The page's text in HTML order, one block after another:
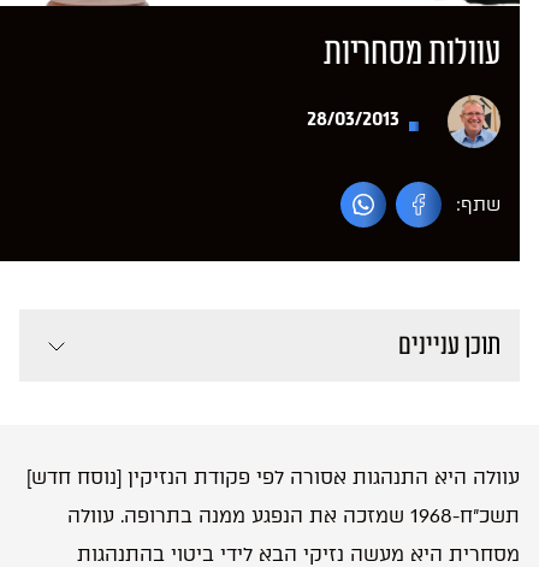
עוולות מסחריות
28/03/2013
שתף:
תוכן עניינים
עוולה היא התנהגות אסורה לפי פקודת הנזיקין [נוסח חדש]
תשכ”ח-1968 שמזכה את הנפגע ממנה בתרופה. עוולה
מסחרית היא מעשה נזיקי הבא לידי ביטוי בהתנהגות